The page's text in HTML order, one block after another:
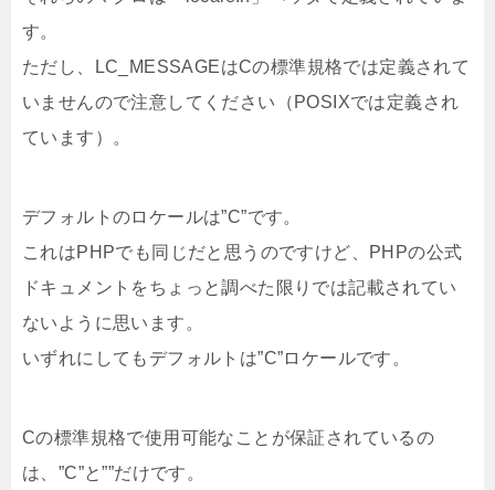
す。
ただし、LC_MESSAGEはCの標準規格では定義されて
いませんので注意してください（POSIXでは定義され
ています）。
デフォルトのロケールは”C”です。
これはPHPでも同じだと思うのですけど、PHPの公式
ドキュメントをちょっと調べた限りでは記載されてい
ないように思います。
いずれにしてもデフォルトは”C”ロケールです。
Cの標準規格で使用可能なことが保証されているの
は、”C”と””だけです。